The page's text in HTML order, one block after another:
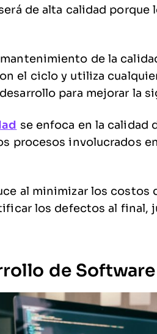
de alta calidad porque
mantenimiento de la
el ciclo y utiliza
para mejorar la
se enfoca en la calidad
procesos involucrados
al minimizar los costos
los defectos al final,
de Software